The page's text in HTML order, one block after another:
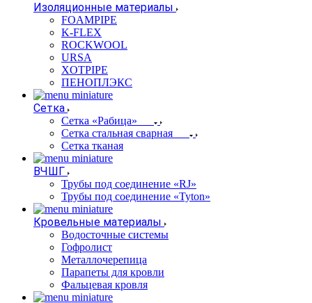
Изоляционные материалы
FOAMPIPE
K-FLEX
ROCKWOOL
URSA
XOTPIPE
ПЕНОПЛЭКС
Сетка
Сетка «Рабица»
Сетка стальная сварная
Сетка тканая
ВЧШГ
Трубы под соединение «RJ»
Трубы под соединение «Tyton»
Кровельные материалы
Водосточные системы
Гофролист
Металлочерепица
Парапеты для кровли
Фальцевая кровля